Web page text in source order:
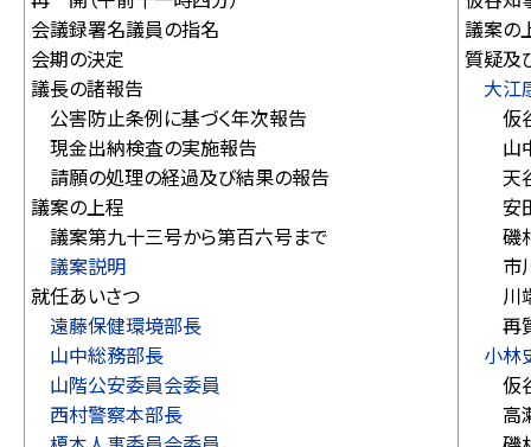
会議録署名議員の指名
会期の決定
議長の諸報告
公害防止条例に基づく年次報告
現金出納検査の実施報告
請願の処理の経過及び結果の報告
議案の上程
議案第九十三号から第百六号まで
議案説明
就任あいさつ
遠藤保健環境部長
山中総務部長
山階公安委員会委員
西村警察本部長
議案の
質疑及
大江
仮
山中
天谷
安田
磯村
市川
川端
再
小林
仮
高瀬